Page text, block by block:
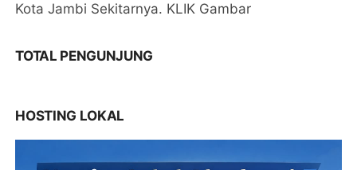
Kota Jambi Sekitarnya. KLIK Gambar
TOTAL PENGUNJUNG
HOSTING LOKAL